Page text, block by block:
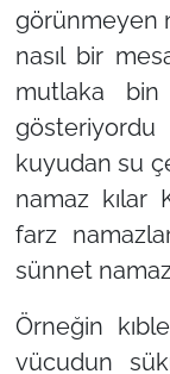
görünmeyen
nasıl bir
mutlaka
kuyudan su
namaz kılar
farz
sünnet
Örneğin
vücudun